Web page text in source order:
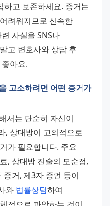
하고 보존하세요. 증거는
려워지므로 신속한
사실을 SNS나
고 변호사와 상담 후
아요.
고소하려면 어떤 증거가
서는 단순히 자신이
, 상대방이 고의적으로
가 필요합니다. 주요
, 상대방 진술의 모순점,
증거, 제3자 증언 등이
와 법률상담하여